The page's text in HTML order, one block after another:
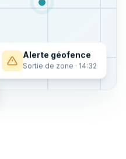
Alerte géofence
Sortie de zone · 14:32